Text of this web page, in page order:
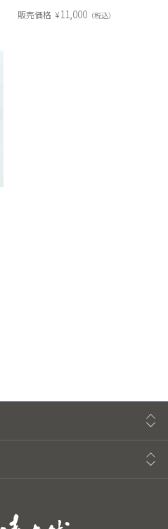
販売価格 ¥11,000 税込